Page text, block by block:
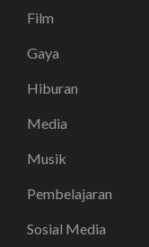
Film
Gaya
Hiburan
Media
Musik
Pembelajaran
Sosial Media